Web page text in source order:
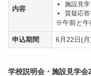
内容
施設見学
質疑応
※午前と午
申込期間 6月22日(
学校説明会・施設見学会